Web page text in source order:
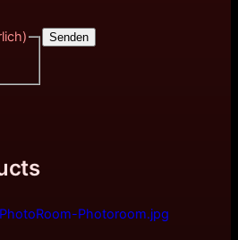
Senden